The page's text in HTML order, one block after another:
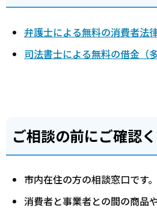
弁護士による無料の消費者法
司法書士による無料の借金（
ご相談の前にご確認
市内在住の方の相談窓口です。
消費者と事業者との間の商品